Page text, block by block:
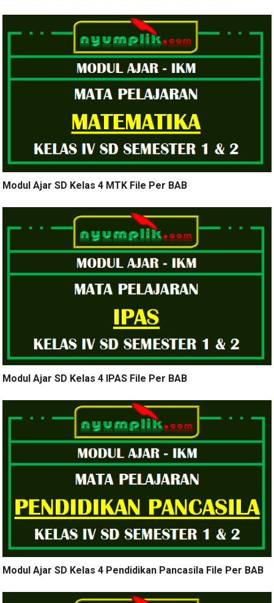
Modul Ajar SD Kelas 4 MTK File Per BAB
Modul Ajar SD Kelas 4 IPAS File Per BAB
Modul Ajar SD Kelas 4 Pendidikan Pancasila File Per BAB